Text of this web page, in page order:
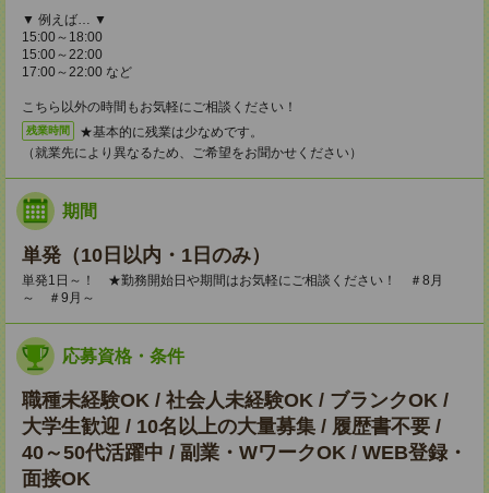
▼ 例えば… ▼
15:00～18:00
15:00～22:00
17:00～22:00 など
こちら以外の時間もお気軽にご相談ください！
残業時間
★基本的に残業は少なめです。
（就業先により異なるため、ご希望をお聞かせください）
期間
単発（10日以内・1日のみ）
単発1日～！ ★勤務開始日や期間はお気軽にご相談ください！ ＃8月
～ ＃9月～
応募資格・条件
職種未経験OK / 社会人未経験OK / ブランクOK /
大学生歓迎 / 10名以上の大量募集 / 履歴書不要 /
40～50代活躍中 / 副業・WワークOK / WEB登録・
面接OK